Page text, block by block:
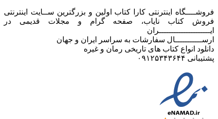
فروشــــگاه اینترنتی کارا کتاب اولین و بزرگترین ســایت اینترنتی
فروش کتاب نایاب، صفحه گرام و مجلات قدیمی در
ایـــــــــــــــــــــران
ارســـــــــــال سفارشات به سراسر ایران و جهان
دانلود انواع کتاب های تاریخی رمان و غیره
پشتیبانی ۰۹۱۲۵۳۴۳۶۴۴